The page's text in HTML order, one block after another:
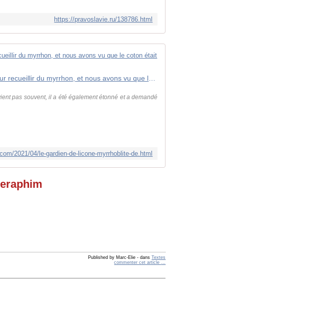
https://pravoslavie.ru/138786.html
pas souvent, il a été également étonné et a demandé
2021/04/le-gardien-de-licone-myrrhoblite-de.html
Published by Marc-Elie - dansTextes
commenter cet article